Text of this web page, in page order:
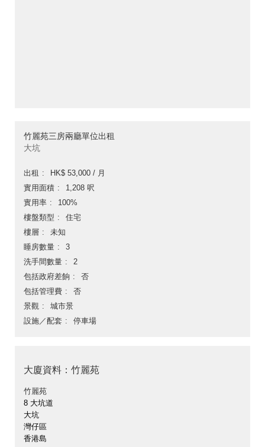
竹麗苑三房兩廳單位出租
大坑
出租
HK$ 53,000 / 月
實用面積
1,208 呎
實用率
100%
樓盤類型
住宅
樓層
未知
睡房數量
3
洗手間數量
2
包括政府差餉
否
包括管理費
否
景觀
城市景
設施／配套
停車場
大廈資料：竹麗苑
竹麗苑
8 大坑道
大坑
灣仔區
香港島